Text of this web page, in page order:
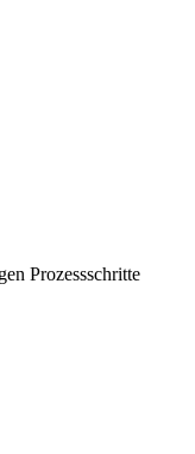
Prozessschritte